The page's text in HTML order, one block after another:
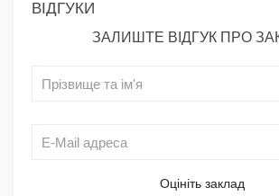
ВІДГУКИ
ЗАЛИШТЕ ВІДГУК ПРО
Оцініть заклад